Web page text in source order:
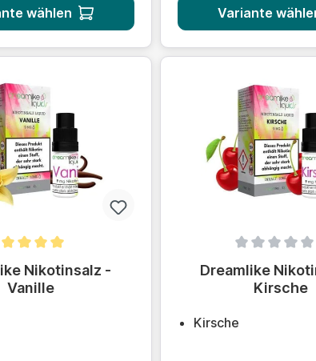
wählen Variante
Bewertung von 5 von 5 Sternen
Nikotinsalz -
Vanille
Durchschnittliche
Dreamlike
Kirsche
Kirsche